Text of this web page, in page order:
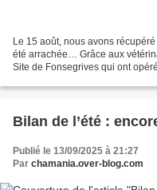
Le 15 août, nous avons
été arrachée… Grâce aux
Site de Fonsegrives qui ont
Bilan de l’été :
Publié le 13/09/2025 à 21:27
Par chamania.over-blog.com